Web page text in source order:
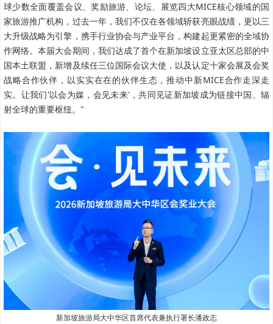
球少数全面覆盖会议、奖励旅游、论坛、展览四大MICE核心领域的国
家旅游推广机构，过去一年，我们不仅在各领域斩获亮眼战绩，更以三
大升级战略为引擎，携手行业协会与产业平台，构建起更紧密的全域协
作网络。本届大会期间，我们达成了首个在新加坡设立亚太区总部的中
国本土联盟，新增及续任三位国际会议大使，以及认定十家会展及会奖
战略合作伙伴，以实实在在的伙伴生态，推动中新MICE合作走深走
实。让我们'以会为媒，会见未来'，共同见证新加坡成为链接中国、辐
射全球的重要枢纽。"
新加坡旅游局大中华区首席代表兼执行署长潘政志